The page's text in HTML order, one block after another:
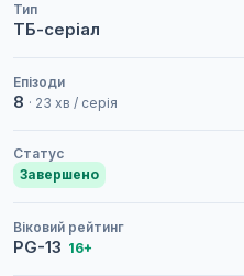
Тип
ТБ-серіал
Епізоди
8 · 23 хв / серія
Статус
Завершено
Віковий рейтинг
PG-13 16+